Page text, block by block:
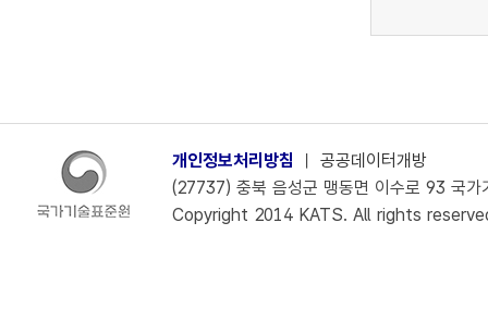
개인정보처리방침 ㅣ 공공데이터개방
(27737) 충북 음성군 맹동면 이수로 93 국
Copyright 2014 KATS. All rights